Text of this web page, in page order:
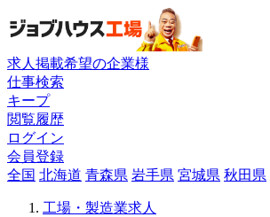
求人掲載希望の企業様
仕事検索
キープ
閲覧履歴
ログイン
会員登録
全国 北海道 青森県 岩手県 宮城県 秋田県
工場・製造業求人